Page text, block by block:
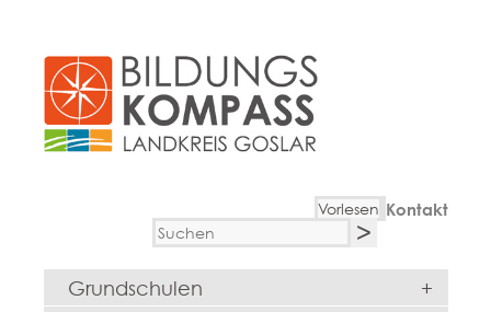
Kontakt
Vorlesen
Grundschulen
+